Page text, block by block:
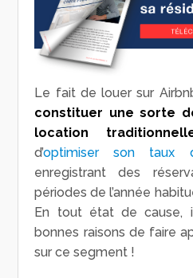
Le fait de louer sur
constituer une sorte
location
d’optimiser son taux
enregistrant des
périodes de l’année
En tout état de cause,
bonnes raisons de faire
sur ce segment !